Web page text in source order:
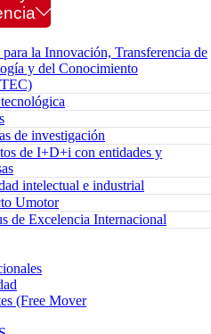
la Innovación, Transferencia de
y del Conocimiento
de investigación
de I+D+i con entidades y
intelectual e industrial
Umotor
de Excelencia Internacional
(Free Mover